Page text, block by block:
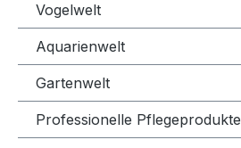
Vogelwelt
Aquarienwelt
Gartenwelt
Professionelle Pflegeprodukte